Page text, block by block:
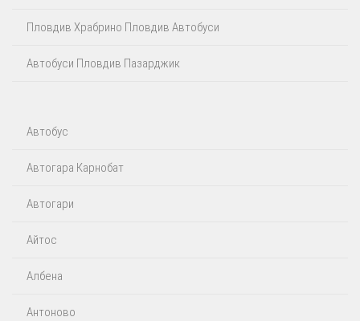
Пловдив Храбрино Пловдив Автобуси
Автобуси Пловдив Пазарджик
Автобус
Автогара Карнобат
Автогари
Айтос‎
Албена
Антоново